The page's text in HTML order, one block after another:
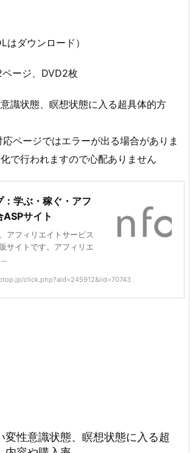
ダウンロード）
ージ、DVD2枚
識状態、瞑想状態に入る超具体的方
ページではエラーが出る場合がありま
で行われますので心配ありません
：学ぶ・稼ぐ・アフ
ASPサイト
アフィリエイトサービス
サイトです。アフィリエ
click.php?aid=245912&iid=70743
変性意識状態、瞑想状態に入る超